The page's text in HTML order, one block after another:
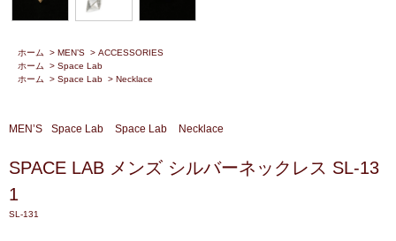
ホーム > MEN’S > ACCESSORIES
ホーム
> Space Lab
ホーム
> Space Lab > Necklace
MEN’S Space Lab Space Lab Necklace
SPACE LAB メンズ シルバーネックレス SL-13
1
SL-131